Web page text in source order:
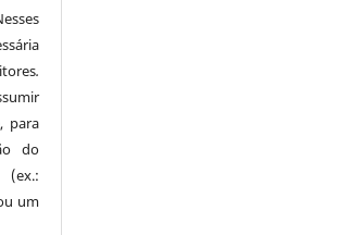
.
para
do
(ex.:
um